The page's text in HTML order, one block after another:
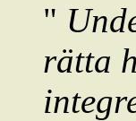
"
rätta